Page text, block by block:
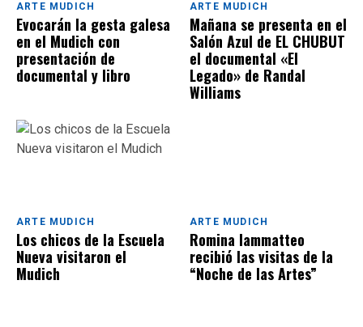
ARTE MUDICH
Evocarán la gesta galesa
en el Mudich con
presentación de
documental y libro
ARTE MUDICH
Mañana se presenta en el
Salón Azul de EL CHUBUT
el documental «El
Legado» de Randal
Williams
ARTE MUDICH
Los chicos de la Escuela
Nueva visitaron el
Mudich
ARTE MUDICH
Romina Iammatteo
recibió las visitas de la
“Noche de las Artes”